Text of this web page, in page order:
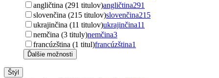
angličtina (291 titulov)angličtina291
slovenčina (215 titulov)slovenčina215
ukrajinčina (11 titulov)ukrajinčina11
nemčina (3 tituly)nemčina3
francúzština (1 titul)francúzština1
Ďalšie možnosti
Štýl